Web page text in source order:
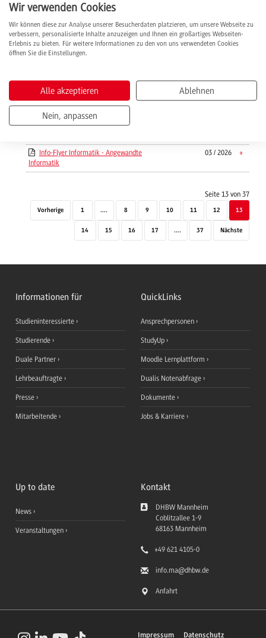
und Angewandte Chemie
Info-Flyer Data Science und Künstliche
Intelligenz
03 / 2026 +
Info-Flyer der Studienrichtung BWL - Handel
Info-Flyer Elektrotechnik - Automation 03 / 2026 +
Info-Flyer Elektrotechnik - Elektrische
Energietechnik
03 / 2026 +
Info-Flyer Elektrotechnik - Energie- und
Info-Flyer Informatik - Angewandte
Informatik
03 / 2026 +
Seite 13 von 37
Vorherige 1 .... 8 9 10 11 12 13
14 15 16 17 .... 37 Nächste
Informationen für
Studieninteressierte
Studierende
Duale Partner
Lehrbeauftragte
Presse
Mitarbeitende
QuickLinks
Ansprechpersonen
StudyUp
Moodle Lernplattform
Dualis Notenabfrage
Dokumente
Jobs & Karriere
Up to date
News
Veranstaltungen
Kontakt
DHBW Mannheim
Coblitzallee 1-9
68163 Mannheim
+49 621 4105-0
info.ma@dhbw.de
Anfahrt
Impressum Datenschutz
Wir verwenden Cookies
Wir können diese zur Analyse unserer Besucherdaten platzieren, um unsere Webseite zu
verbessern, personalisierte Inhalte anzuzeigen und Ihnen ein großartiges Webseiten-
Erlebnis zu bieten. Für weitere Informationen zu den von uns verwendeten Cookies
öffnen Sie die Einstellungen.
Alle akzeptieren Ablehnen
Nein, anpassen